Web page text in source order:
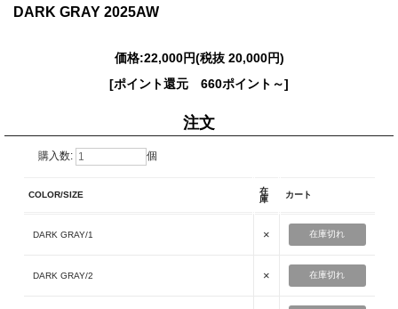
DARK GRAY 2025AW
価格:22,000円(税抜 20,000円)
[ポイント還元 660ポイント～]
注文
購入数: 個
COLOR/SIZE
在
庫
カート
DARK GRAY/1 × 在庫切れ
DARK GRAY/2 × 在庫切れ